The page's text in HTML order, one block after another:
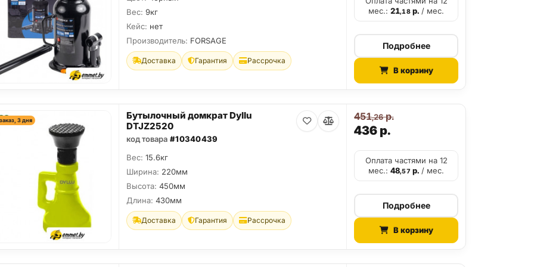
Вес: 9кг
Кейс: нет
Производитель: FORSAGE
Доставка Гарантия Рассрочка
мес.:21,18р./ мес.
Подробнее
В корзину
3 дня
Бутылочный домкрат Dyllu
DTJZ2520
код товара #10340439
Вес: 15.6кг
Ширина: 220мм
Высота: 450мм
Длина: 430мм
Доставка Гарантия Рассрочка
436р.
451,26р.
Оплата частями на 12
мес.:48,57 р./ мес.
Подробнее
В корзину